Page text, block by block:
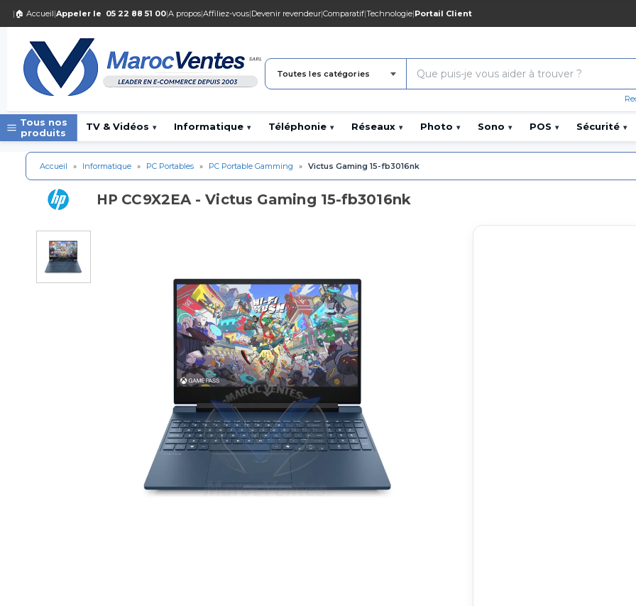
| 🏠 Accueil|Appeler le 05 22 88 51 00|A propos|Affiliez-vous|Devenir revendeur|Comparatif|Technologie|Portail Client
Toutes les catégories
Tous nos
produits
TV & Vidéos ▾ Informatique ▾ Téléphonie ▾ Réseaux ▾ Photo ▾ Sono ▾ POS ▾ Sécurité ▾
Accueil » Informatique » PC Portables » PC Portable Gamming » Victus Gaming 15-fb3016nk
HP CC9X2EA - Victus Gaming 15-fb3016nk